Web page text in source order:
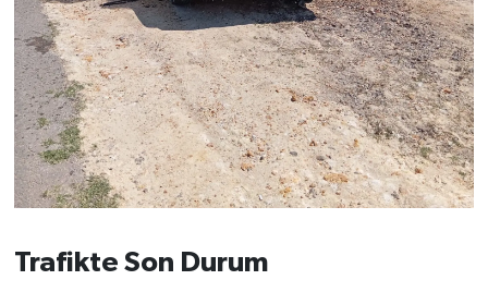
Trafikte Son Durum
TARİHTE BUGÜN
TEKNOLOJİ
Trend
TÜRKİYE
VİZYONDAKİLER